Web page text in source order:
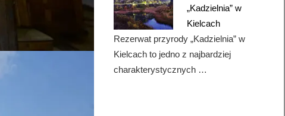
„Kadzielnia” w
Kielcach
Rezerwat przyrody „Kadzielnia” w
Kielcach to jedno z najbardziej
charakterystycznych …